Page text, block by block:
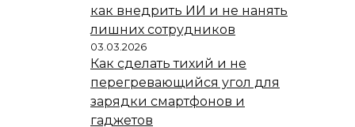
как внедрить ИИ и не нанять
лишних сотрудников
03.03.2026
Как сделать тихий и не
перегревающийся угол для
зарядки смартфонов и
гаджетов